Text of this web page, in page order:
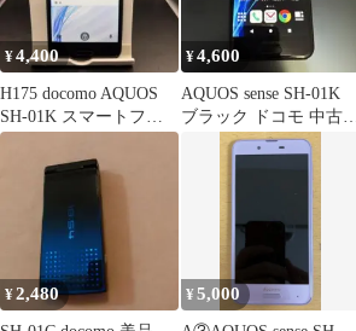
¥4,400
H175 docomo AQUOS
SH-01K スマートフォ
ン本体
¥4,600
AQUOS sense SH-01K
ブラック ドコモ 中古ス
¥2,480 ¥5,000